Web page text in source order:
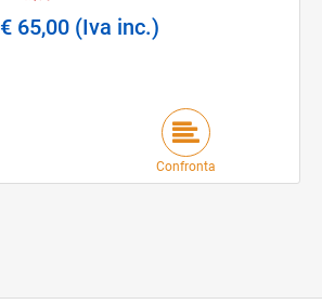
€ 65,00 (Iva inc.)
Confronta